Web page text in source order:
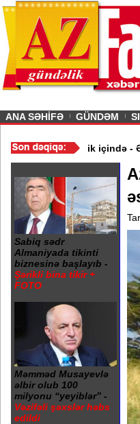
ANA SƏHİFƏ GÜNDƏM
20 Yanvar abidəsi zibillik
Sabiq sədr
Almaniyada tikinti
biznesinə başlayıb -
Şərikli bina tikir +
FOTO
Məmməd Musayevlə
əlbir olub 100
milyonu “yeyiblər” -
Vəzifəli şəxslər həbs
edildi